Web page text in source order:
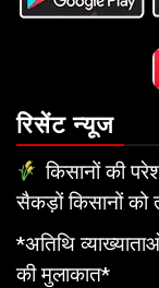
रिसेंट न्यूज
किसानों की
सैकड़ों किसानों को
*अतिथि
की मुलाकात*